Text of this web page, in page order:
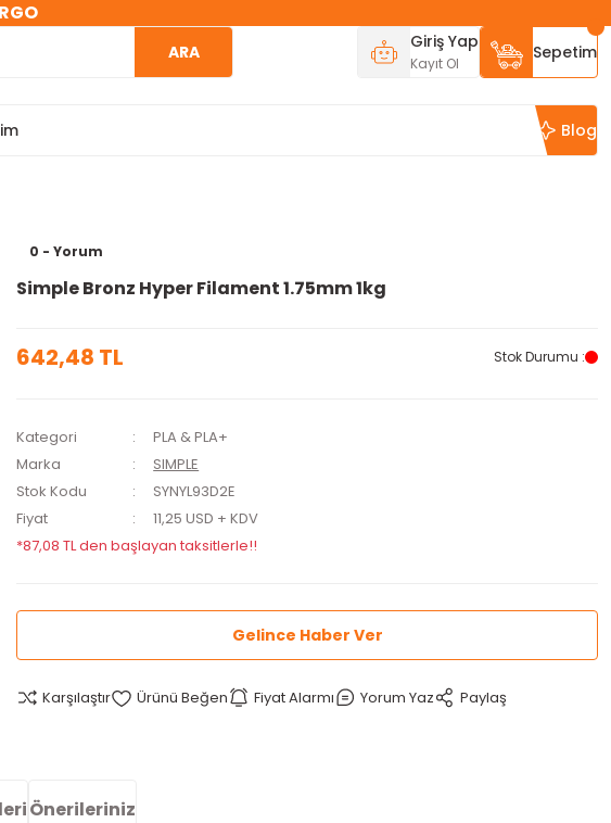
ARA Giriş Yap
Kayıt Ol
Sepetim
Blog
0 - Yorum
Simple Bronz Hyper Filament 1.75mm 1kg
642,48 TL Stok Durumu :
Kategori
PLA & PLA+
Marka
SIMPLE
Stok Kodu
SYNYL93D2E
Fiyat
11,25 USD + KDV
*87,08 TL den başlayan taksitlerle!!
Gelince Haber Ver
Karşılaştır Fiyat Alarmı Yorum Yaz Paylaş
Önerileriniz